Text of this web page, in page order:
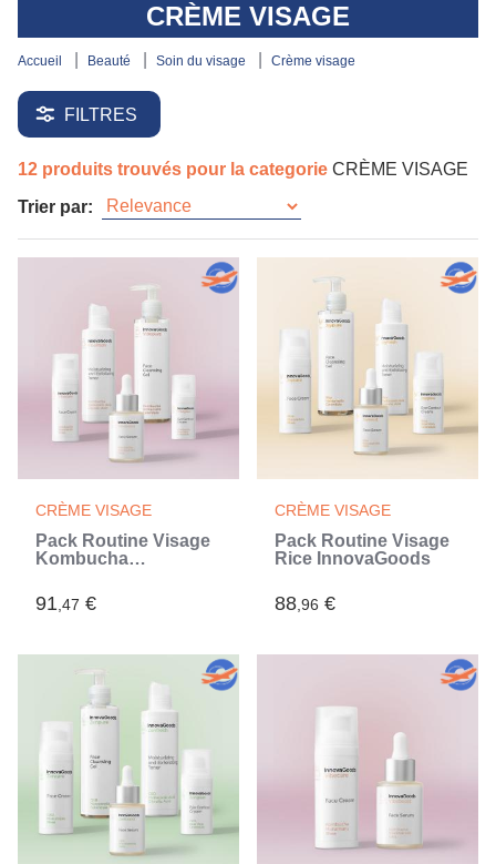
CRÈME VISAGE
accueil beauté soin du visage crème visage
FILTRES
12 produits trouvés pour la categorie CRÈME VISAGE
Trier par:
CRÈME VISAGE
Pack Routine Visage
Kombucha
91,47 €
CRÈME VISAGE
Pack Routine Visage
Rice InnovaGoods
88,96 €